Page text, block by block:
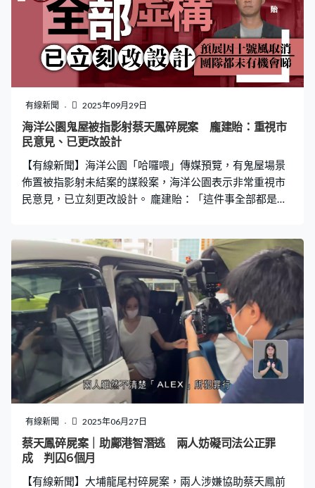
有線新聞 2025年09月29日
海洋公園鬼屋被指影射蔡天鳳碎屍案 龐建貽：重視市
民意見、已更改設計
【有線新聞】海洋公園「哈囉喂」傳媒預覽，有鬼屋場景
佈置被指影射未結案的謀殺案，海洋公園表示非常重視市
民意見，已立刻更改設計。 龐建貽：「這件事全部都是虛
作出調整。上周三本來是員工、團隊預展，無奈因為十號
風球取消，所以自己團隊也未有機會看，事後大家也上了
一課。希望大家給年輕的朋友、做創作的朋友一些機會，
讓他們了解更多，明白到場景有創意之餘，都要考慮更多
因素。」
有線新聞 2025年06月27日
蔡天鳳碎屍案｜助鄺港智潛逃 兩人妨礙司法公正罪
成 判囚6個月
【有線新聞】大埔龍尾村碎屍案，兩人涉嫌協助蔡天鳳前